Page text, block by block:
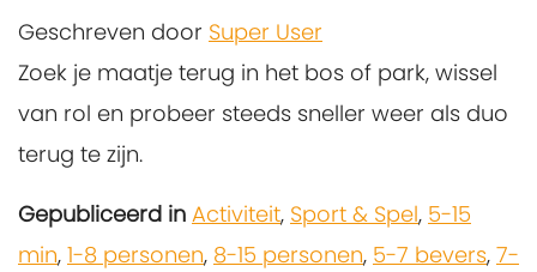
Geschreven door Super User
Zoek je maatje terug in het bos of park, wissel
van rol en probeer steeds sneller weer als duo
terug te zijn.
Gepubliceerd in Activiteit, Sport & Spel, 5-15
min, 1-8 personen, 8-15 personen, 5-7 bevers, 7-